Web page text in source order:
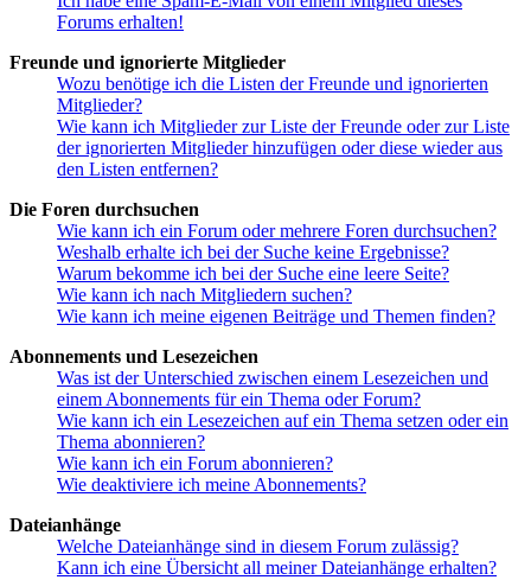
Forums erhalten!
Freunde und ignorierte Mitglieder
Wozu benötige ich die Listen der Freunde und ignorierten
Mitglieder?
Wie kann ich Mitglieder zur Liste der Freunde oder zur Liste
der ignorierten Mitglieder hinzufügen oder diese wieder aus
den Listen entfernen?
Die Foren durchsuchen
Wie kann ich ein Forum oder mehrere Foren durchsuchen?
Weshalb erhalte ich bei der Suche keine Ergebnisse?
Warum bekomme ich bei der Suche eine leere Seite?
Wie kann ich nach Mitgliedern suchen?
Wie kann ich meine eigenen Beiträge und Themen finden?
Abonnements und Lesezeichen
Was ist der Unterschied zwischen einem Lesezeichen und
einem Abonnements für ein Thema oder Forum?
Wie kann ich ein Lesezeichen auf ein Thema setzen oder ein
Thema abonnieren?
Wie kann ich ein Forum abonnieren?
Wie deaktiviere ich meine Abonnements?
Dateianhänge
Welche Dateianhänge sind in diesem Forum zulässig?
Kann ich eine Übersicht all meiner Dateianhänge erhalten?